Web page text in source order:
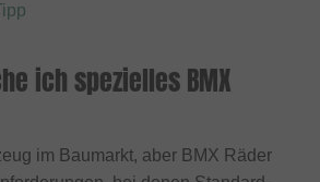
ich spezielles BMX
im Baumarkt, aber BMX Räder